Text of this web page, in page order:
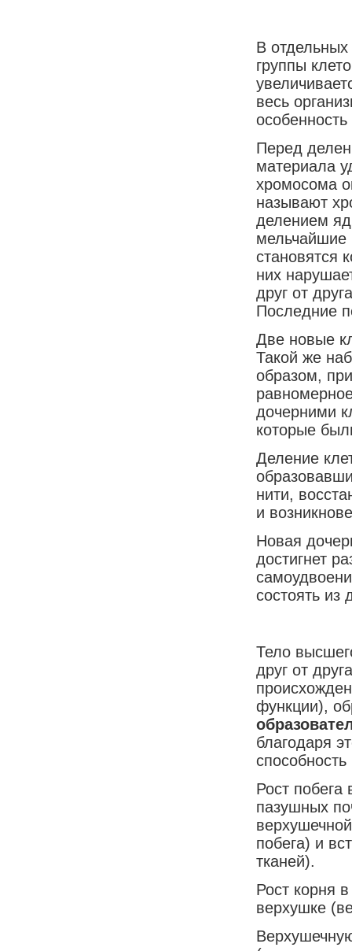
В отдельных
группы
весь
Перед
материала
хромосома
называют
делением
мельчайшие
становятся
них
друг от
Последние
Две новые
Такой же
образом,
дочерними
которые
Деление
нити,
и
Новая
достигнет
состоять из
Тело
друг от
функции),
благодаря
Рост побега
пазушных
побега) и
тканей).
Рост корня
верхушке